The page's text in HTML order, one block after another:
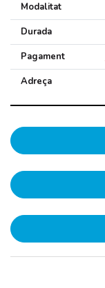
Modalitat
Durada
Pagament
Adreça